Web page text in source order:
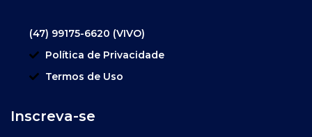
(47) 99175-6620 (VIVO)
Política de Privacidade
Termos de Uso
Inscreva-se